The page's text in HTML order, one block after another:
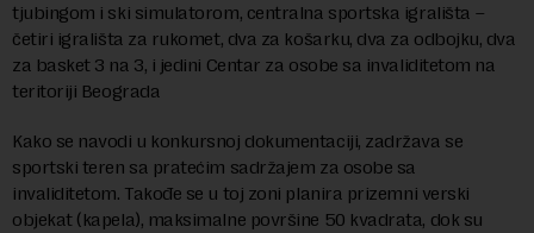
tjubingom i ski simulatorom, centralna sportska igrališta –
četiri igrališta za rukomet, dva za košarku, dva za odbojku, dva
za basket 3 na 3, i jedini Centar za osobe sa invaliditetom na
teritoriji Beograda
Kako se navodi u konkursnoj dokumentaciji, zadržava se
sportski teren sa pratećim sadržajem za osobe sa
invaliditetom. Takođe se u toj zoni planira prizemni verski
objekat (kapela), maksimalne površine 50 kvadrata, dok su